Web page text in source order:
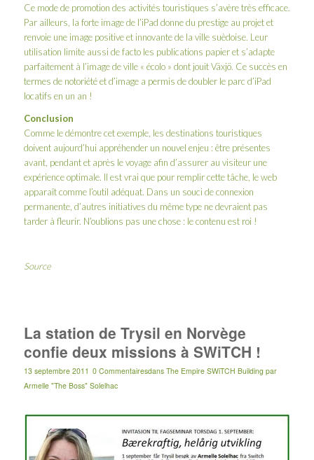
Ce mode de promotion des activités touristiques s’avère très efficace.
Par ailleurs, la forte image de l’iPad donne du prestige au projet et
renvoie une image positive et innovante de la ville suèdoise. Leur
utilisation limite aussi de facto les publications papier et s’adapte
parfaitement à l’image de ville « écolo » dont jouit Växjö. Ce succès en
termes de notoriété et d’image a permis de doubler le parc d’iPad
locatifs en un an !
Conclusion
Comme le démontre cet exemple, les destinations touristiques
doivent aujourd’hui appréhender un nouvel enjeu : être présentes
avant, pendant et après le voyage afin d’assurer au visiteur une
expérience optimale. Il est vrai que pour remplir cette tâche, le web
apparaît comme l’outil adéquat. Dans un souci de connexion
permanente, d’autres initiatives du même type ne devraient pas
tarder à fleurir. N’oublions pas une chose : le contenu est roi !
Source
La station de Trysil en Norvège
confie deux missions à SWiTCH !
13 septembre 2011 0 Commentairesdans The Empire SWiTCH Building par
Armelle "The Boss" Solelhac